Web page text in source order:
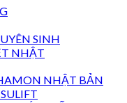
SINH
NHẬT
NHẬT BẢN